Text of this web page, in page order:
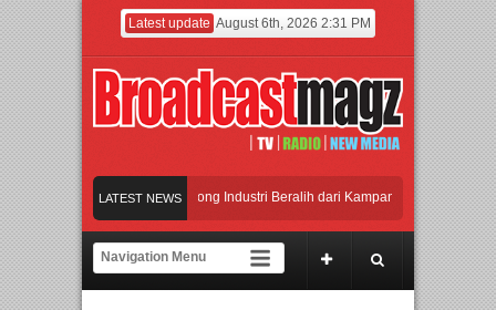
Latest update August 6th, 2026 2:31 PM
LATEST NEWS
APMF 2026 Dorong Industri Beralih dari Kampanye ke Kolaborasi
BIRKENSTOCK INDONESIA Membuka Took di Ubud, Bali